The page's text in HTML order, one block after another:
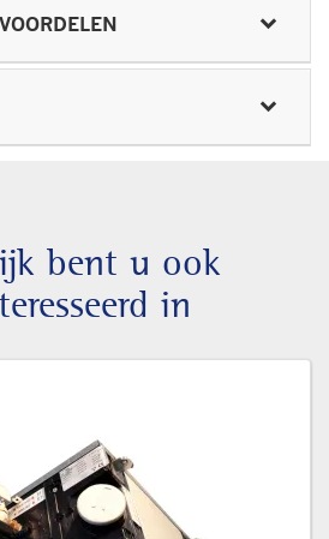
bent u ook
in